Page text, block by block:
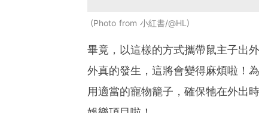
Photo from 小紅書/@HL
畢竟，以這樣的方式攜帶鼠主子出
外真的發生，這將會變得麻煩啦！
用適當的寵物籠子，確保牠在外出